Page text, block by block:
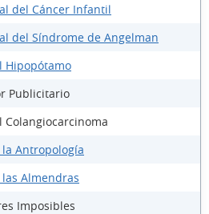
del Cáncer Infantil
del Síndrome de Angelman
Hipopótamo
Publicitario
Antropología
Almendras
Imposibles